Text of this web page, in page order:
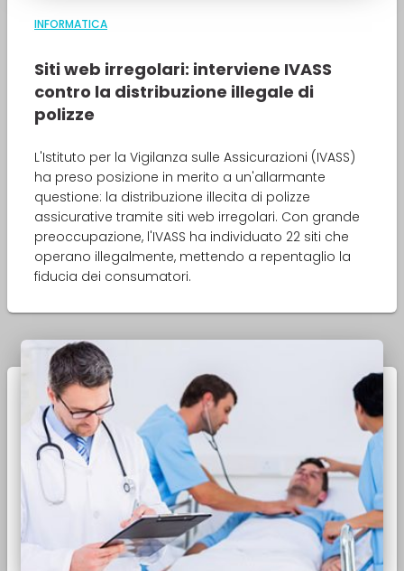
INFORMATICA
Siti web irregolari: interviene IVASS
contro la distribuzione illegale di
polizze
L'Istituto per la Vigilanza sulle Assicurazioni (IVASS)
ha preso posizione in merito a un'allarmante
questione: la distribuzione illecita di polizze
assicurative tramite siti web irregolari. Con grande
preoccupazione, l'IVASS ha individuato 22 siti che
operano illegalmente, mettendo a repentaglio la
fiducia dei consumatori.